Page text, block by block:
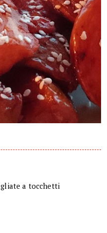
a tocchetti